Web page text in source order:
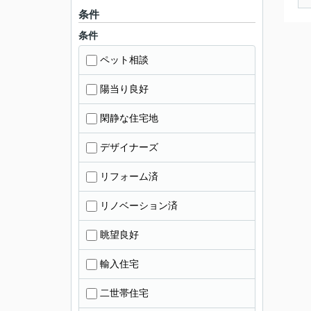
条件
条件
ペット相談
陽当り良好
閑静な住宅地
デザイナーズ
リフォーム済
リノベーション済
眺望良好
輸入住宅
二世帯住宅